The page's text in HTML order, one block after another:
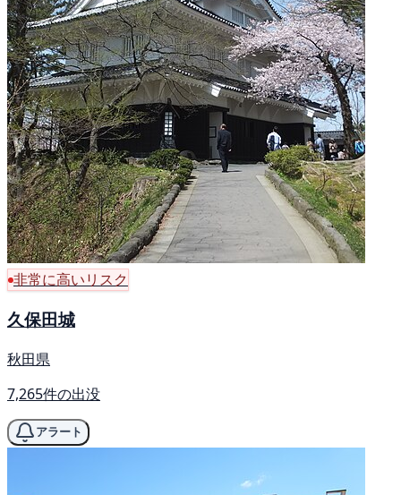
非常に高いリスク
久保田城
秋田県
7,265件の出没
アラート